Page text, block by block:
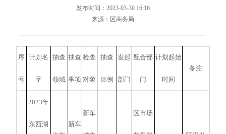
发布时间：2023-03-30 16:16
来源：区商务局
序
号
计划名
字
抽查
领域
抽查
事项
检查
对象
抽查
比例
发起
部门
配合部
门
计划起始
时间
备注
2023年
东西湖 新车
新车 区市场